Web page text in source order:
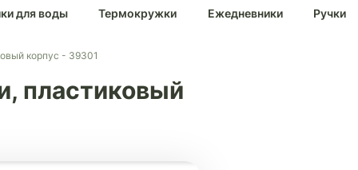
для воды Термокружки Ежедневники Ручки
корпус - 39301
пластиковый